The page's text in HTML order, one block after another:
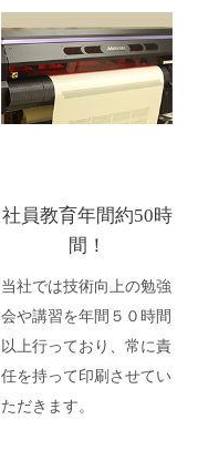
社員教育年間約50時
間！
当社では技術向上の勉強
会や講習を年間５０時間
以上行っており、常に責
任を持って印刷させてい
ただきます。